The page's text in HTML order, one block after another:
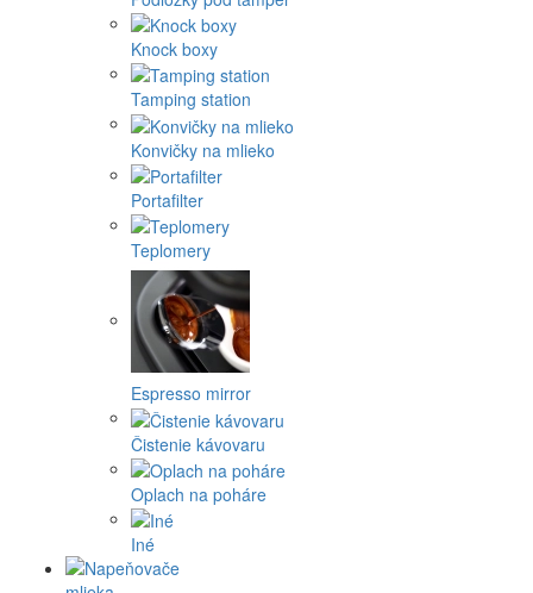
Knock boxy
Tamping station
Konvičky na mlieko
Portafilter
Teplomery
Espresso mirror
Čistenie kávovaru
Oplach na poháre
Iné